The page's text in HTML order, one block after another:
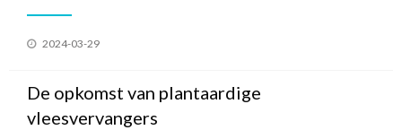
Geplaatst
2024-03-29
De opkomst van plantaardige
vleesvervangers